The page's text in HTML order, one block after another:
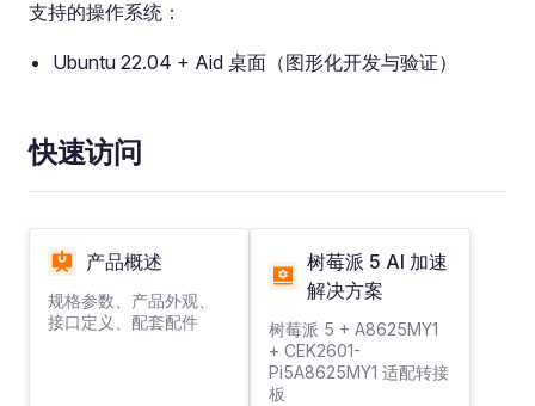
支持的操作系统：
Ubuntu 22.04 + Aid 桌面（图形化开发与验证）
快速访问
产品概述
规格参数、产品外观、
接口定义、配套配件
树莓派 5 AI 加速
解决方案
树莓派 5 + A8625MY1
+ CEK2601-
Pi5A8625MY1 适配转接
板